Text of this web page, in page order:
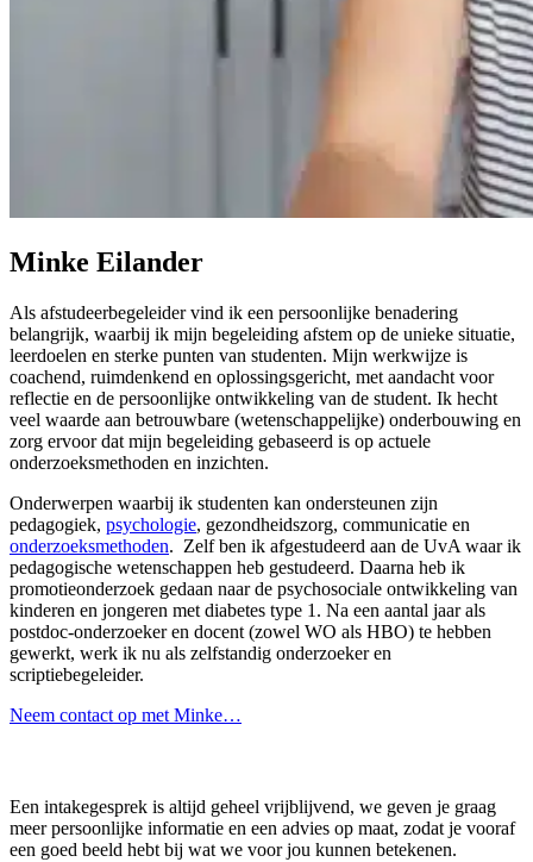
Minke Eilander
Als afstudeerbegeleider vind ik een persoonlijke benadering
belangrijk, waarbij ik mijn begeleiding afstem op de unieke situatie,
leerdoelen en sterke punten van studenten. Mijn werkwijze is
coachend, ruimdenkend en oplossingsgericht, met aandacht voor
reflectie en de persoonlijke ontwikkeling van de student. Ik hecht
veel waarde aan betrouwbare (wetenschappelijke) onderbouwing en
zorg ervoor dat mijn begeleiding gebaseerd is op actuele
onderzoeksmethoden en inzichten.
Onderwerpen waarbij ik studenten kan ondersteunen zijn
pedagogiek, psychologie, gezondheidszorg, communicatie en
onderzoeksmethoden. Zelf ben ik afgestudeerd aan de UvA waar ik
pedagogische wetenschappen heb gestudeerd. Daarna heb ik
promotieonderzoek gedaan naar de psychosociale ontwikkeling van
kinderen en jongeren met diabetes type 1. Na een aantal jaar als
postdoc-onderzoeker en docent (zowel WO als HBO) te hebben
gewerkt, werk ik nu als zelfstandig onderzoeker en
scriptiebegeleider.
Neem contact op met Minke…
Een intakegesprek is altijd geheel vrijblijvend, we geven je graag
meer persoonlijke informatie en een advies op maat, zodat je vooraf
een goed beeld hebt bij wat we voor jou kunnen betekenen.